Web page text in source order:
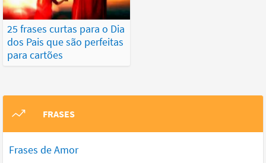
25 frases curtas para o Dia
dos Pais que são perfeitas
para cartões
FRASES
Frases de Amor